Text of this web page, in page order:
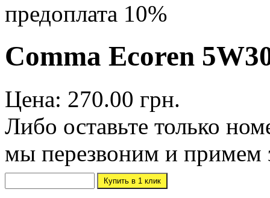
предоплата 10%
Comma Ecoren
Цена: 270.00 грн.
Либо оставьте только
мы перезвоним и примем